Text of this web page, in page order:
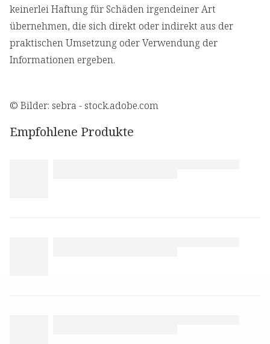
keinerlei Haftung für Schäden irgendeiner Art
übernehmen, die sich direkt oder indirekt aus der
praktischen Umsetzung oder Verwendung der
Informationen ergeben.
© Bilder: sebra - stock.adobe.com
Empfohlene Produkte